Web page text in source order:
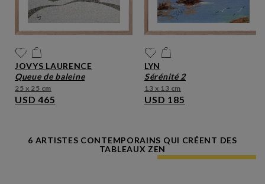
JOVYS LAURENCE
queue de baleine
25 x 25 cm
USD 465
LYN
sérénité 2
13 x 13 cm
USD 185
6 ARTISTES CONTEMPORAINS QUI CRÉENT DES
TABLEAUX ZEN